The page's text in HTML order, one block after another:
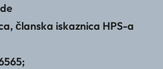
članska iskaznica HPS-a